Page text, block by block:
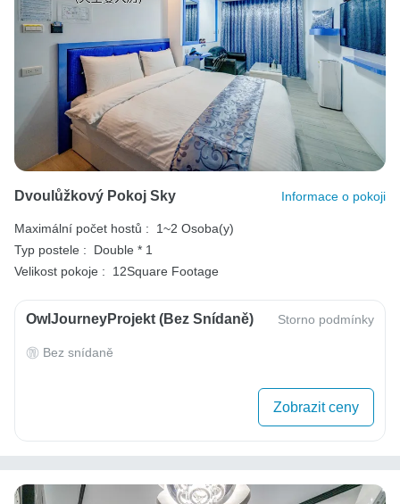
Dvoulůžkový Pokoj Sky Informace o pokoji
Maximální počet hostů :
1~2 Osoba(y)
Typ postele :
Double * 1
Velikost pokoje :
12Square Footage
OwlJourneyProjekt (bez Snídaně) Storno podmínky
Bez snídaně
Zobrazit ceny